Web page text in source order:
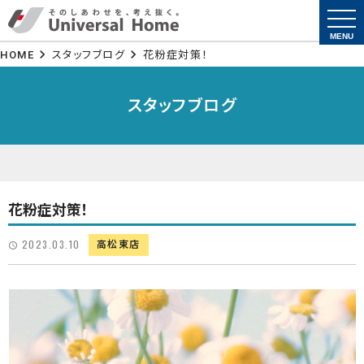
HOME スタッフブログ 花粉症対策！
スタッフブログ
花粉症対策！
2023.03.10 高松東店
MENU